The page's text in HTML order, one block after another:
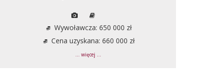
Wywoławcza: 650 000 zł
Cena uzyskana: 660 000 zł
... więcej ...